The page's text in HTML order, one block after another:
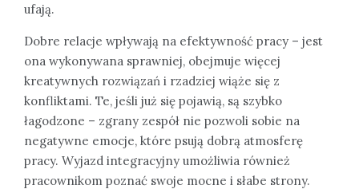
ufają.
Dobre relacje wpływają na efektywność pracy – jest
ona wykonywana sprawniej, obejmuje więcej
kreatywnych rozwiązań i rzadziej wiąże się z
konfliktami. Te, jeśli już się pojawią, są szybko
łagodzone – zgrany zespół nie pozwoli sobie na
negatywne emocje, które psują dobrą atmosferę
pracy. Wyjazd integracyjny umożliwia również
pracownikom poznać swoje mocne i słabe strony.